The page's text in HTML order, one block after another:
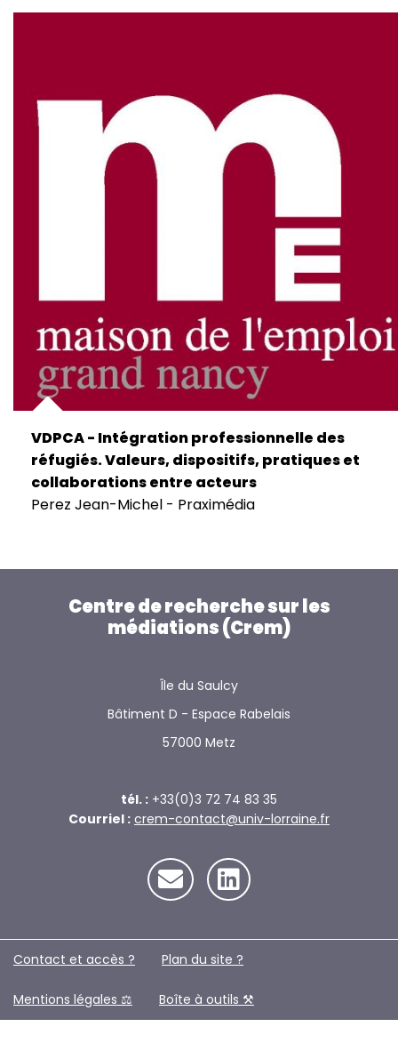
VDPCA - Intégration professionnelle des
réfugiés. Valeurs, dispositifs, pratiques et
collaborations entre acteurs
Perez Jean-Michel - Praximédia
Centre de recherche sur les
médiations (Crem)
Île du Saulcy
Bâtiment D - Espace Rabelais
57000 Metz
tél. : +33(0)3 72 74 83 35
Courriel : crem-contact@univ-lorraine.fr
Contact et accès ? Plan du site ?️
Mentions légales ⚖️ Boîte à outils ⚒️